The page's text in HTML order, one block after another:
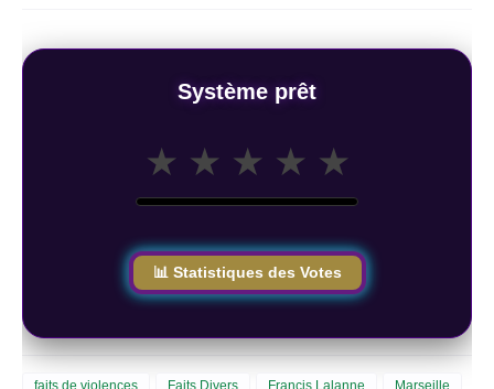
Système prêt
★ ★ ★ ★ ★
📊 Statistiques des Votes
faits de violences Faits Divers Francis Lalanne
Marseille